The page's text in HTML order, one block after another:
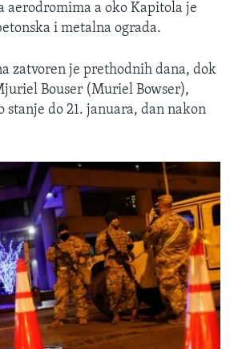
aerodromima a oko Kapitola je
i metalna ograda.
zatvoren je prethodnih dana, dok
Bouser (Muriel Bowser),
do 21. januara, dan nakon